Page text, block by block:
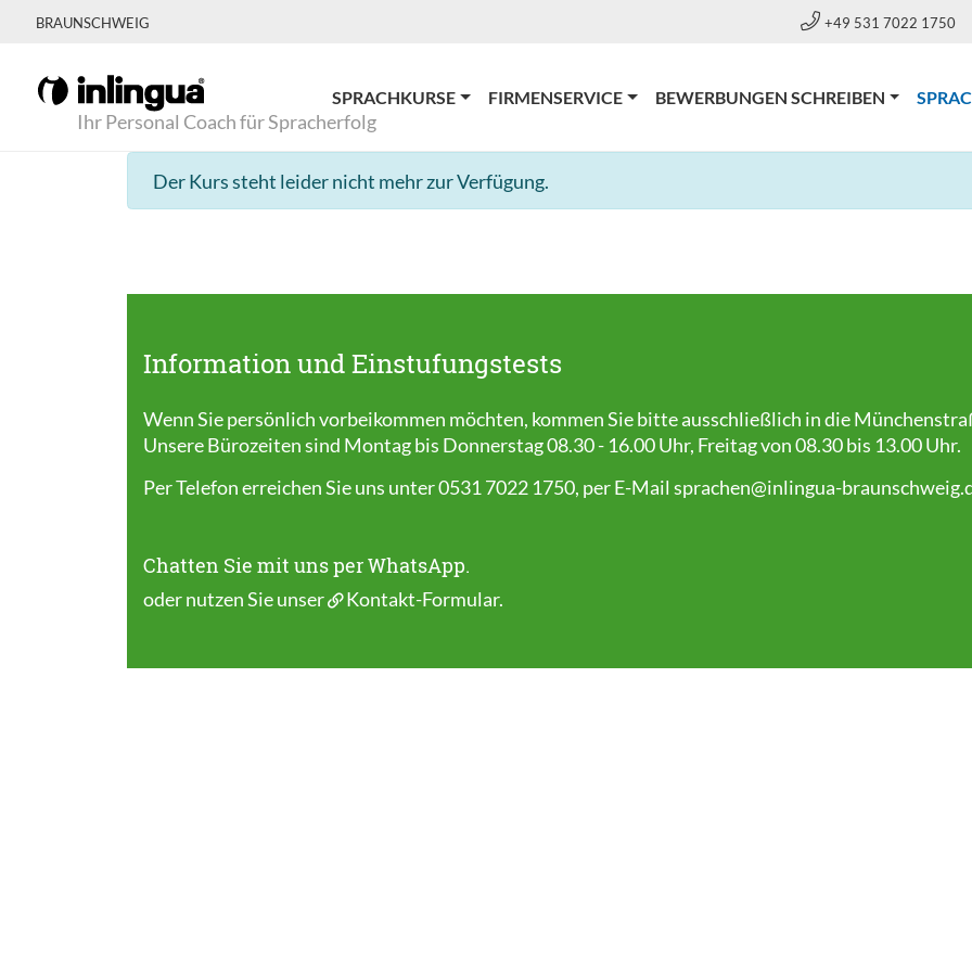
BRAUNSCHWEIG +49 531 7022 1750
Ihr Personal Coach für Spracherfolg
SPRACHKURSE FIRMENSERVICE BEWERBUNGEN SCHREIBEN
Der Kurs steht leider nicht mehr zur Verfügung.
Information und Einstufungstests
Wenn Sie persönlich vorbeikommen möchten, kommen Sie bitte ausschließlich in die
Unsere Bürozeiten sind Montag bis Donnerstag 08.30 - 16.00 Uhr, Freitag von 08.30 bis 13.00 Uhr.
Per Telefon erreichen Sie uns unter 0531 7022 1750, per E-Mail sprachen@inlingua-
Chatten Sie mit uns per WhatsApp.
oder nutzen Sie unser Kontakt-Formular.